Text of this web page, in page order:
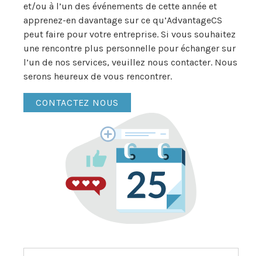
et/ou à l’un des événements de cette année et
apprenez-en davantage sur ce qu’AdvantageCS
peut faire pour votre entreprise. Si vous souhaitez
une rencontre plus personnelle pour échanger sur
l’un de nos services, veuillez nous contacter. Nous
serons heureux de vous rencontrer.
CONTACTEZ NOUS